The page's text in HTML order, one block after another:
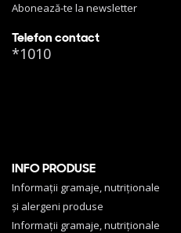
Abonează-te la newsletter
Telefon contact
*1010
INFO PRODUSE
Informații gramaje, nutriționale
și alergeni produse
Informații gramaje, nutriționale